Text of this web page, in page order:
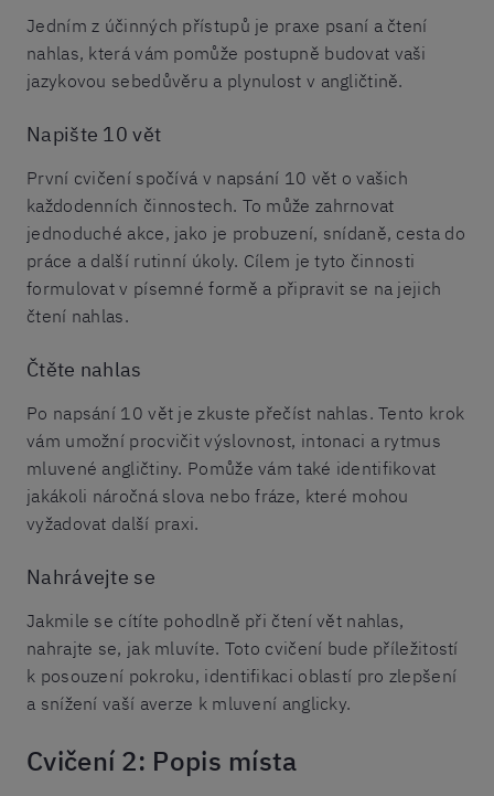
Jedním z účinných přístupů je praxe psaní a čtení
nahlas, která vám pomůže postupně budovat vaši
jazykovou sebedůvěru a plynulost v angličtině.
Napište 10 vět
První cvičení spočívá v napsání 10 vět o vašich
každodenních činnostech. To může zahrnovat
jednoduché akce, jako je probuzení, snídaně, cesta do
práce a další rutinní úkoly. Cílem je tyto činnosti
formulovat v písemné formě a připravit se na jejich
čtení nahlas.
Čtěte nahlas
Po napsání 10 vět je zkuste přečíst nahlas. Tento krok
vám umožní procvičit výslovnost, intonaci a rytmus
mluvené angličtiny. Pomůže vám také identifikovat
jakákoli náročná slova nebo fráze, které mohou
vyžadovat další praxi.
Nahrávejte se
Jakmile se cítíte pohodlně při čtení vět nahlas,
nahrajte se, jak mluvíte. Toto cvičení bude příležitostí
k posouzení pokroku, identifikaci oblastí pro zlepšení
a snížení vaší averze k mluvení anglicky.
Cvičení 2: Popis místa